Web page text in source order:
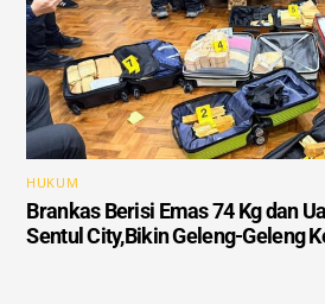
HUKUM
Brankas Berisi Emas 74 Kg dan
Sentul City,Bikin Geleng-Geleng